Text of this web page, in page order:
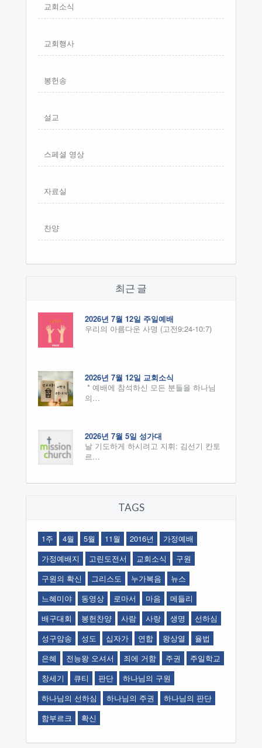
교회소식
교회행사
봉헌송
설교
스페셜 영상
자료실
찬양
최근 글
2026년 7월 12일 주일예배
우리의 아름다운 사명 (고전9:24-10:7)
2026년 7월 12일 교회소식
* 예배에 참석하신 모든 분들을 하나님
의…
2026년 7월 5일 성가대
날 기도하게 하시려고 지휘: 김선기 칸토
르…
TAGS
1주 4월 5월 11월 2016년
가정예배
가정예배지
고린도전서 교회소식
구원
구원의 확신
그리스도 누가복음
뉴스
느혜미야
동영상 로마서 마음
메들리
배구대회
봉헌찬양 사람 사랑 생명
선하심
성구암송
성도 십자가 연합 왕상열
율법
은혜
전능왕 오셔서 죄에 거함 주권
주일학교
창세기
큐티 판단
하나님의 구원
하나님의 선하심
하나님의 주권
하나님의 판단
함부르크
확신